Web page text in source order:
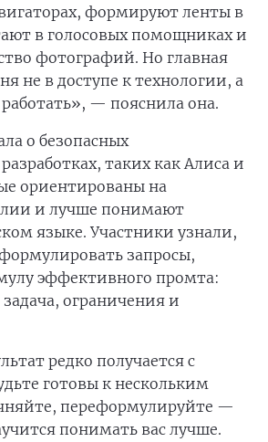
формируют ленты в
в голосовых помощниках и
фотографий. Но главная
не в доступе к технологии, а
— пояснила она.
о безопасных
таких как Алиса и
ориентированы на
и лучше понимают
языке. Участники узнали,
запросы,
эффективного промта:
ограничения и
редко получается с
готовы к нескольким
переформулируйте —
понимать вас лучше.